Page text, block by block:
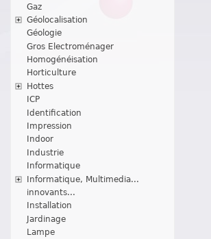
Gaz
Géolocalisation
Géologie
Gros Electroménager
Homogénéisation
Horticulture
Hottes
ICP
Identification
Impression
Indoor
Industrie
Informatique
Informatique, Multimedia...
innovants...
Installation
Jardinage
Lampe